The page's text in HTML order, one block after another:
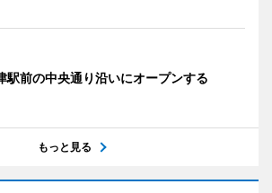
駅前の中央通り沿いにオープンする
もっと見る